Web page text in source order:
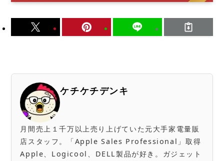
ケチケチデンキ
月間売上１千万以上売り上げていた元大手家電量販
店スタッフ。「Apple Sales Professional」取得
Apple、Logicool、DELL製品が好き。ガジェット